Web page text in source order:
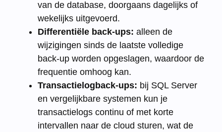
van de database, doorgaans dagelijks of
wekelijks uitgevoerd.
Differentiële back-ups: alleen de
wijzigingen sinds de laatste volledige
back-up worden opgeslagen, waardoor de
frequentie omhoog kan.
Transactielogback-ups: bij SQL Server
en vergelijkbare systemen kun je
transactielogs continu of met korte
intervallen naar de cloud sturen, wat de